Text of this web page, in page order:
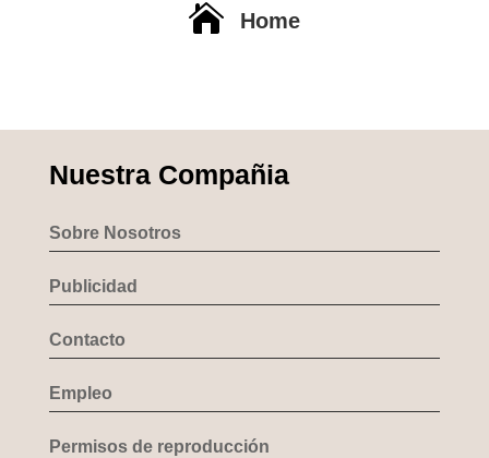
 Home
Nuestra Compañia
Sobre Nosotros
Publicidad
Contacto
Empleo
Permisos de reproducción